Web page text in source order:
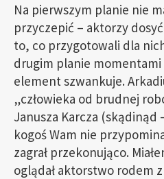
Na pierwszym planie nie
przyczepić – aktorzy
to, co przygotowali dla
drugim planie
element szwankuje.
„człowieka od brudnej
Janusza Karcza (skądinąd
kogoś Wam nie
zagrał przekonująco.
oglądał aktorstwo rodem